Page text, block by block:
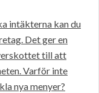
intäkterna kan du
Det ger en
till att
Varför inte
nya menyer?